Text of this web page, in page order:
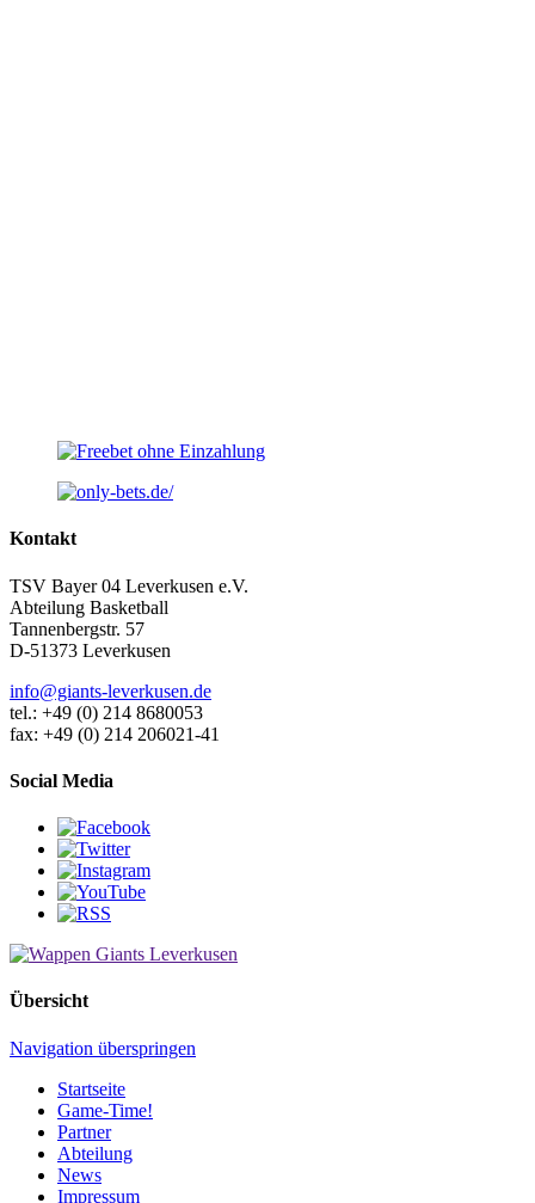
Kontakt
TSV Bayer 04 Leverkusen e.V.
Abteilung Basketball
Tannenbergstr. 57
D-51373 Leverkusen
info@giants-leverkusen.de
tel.: +49 (0) 214 8680053
fax: +49 (0) 214 206021-41
Social Media
Übersicht
Navigation überspringen
Startseite
Game-Time!
Partner
Abteilung
News
Impressum